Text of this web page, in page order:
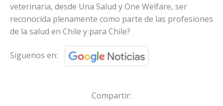
veterinaria, desde Una Salud y One Welfare, ser
reconocida plenamente como parte de las profesiones
de la salud en Chile y para Chile?
Síguenos en:
Compartir: